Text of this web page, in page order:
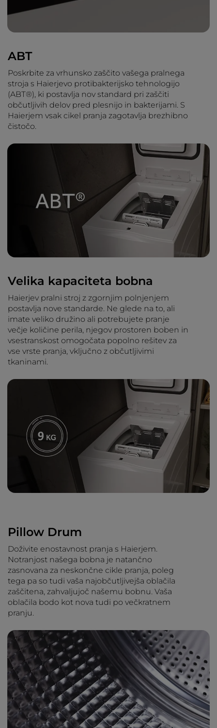
ABT
Poskrbite za vrhunsko zaščito vašega pralnega
stroja s Haierjevo protibakterijsko tehnologijo
(ABT®), ki postavlja nov standard pri zaščiti
občutljivih delov pred plesnijo in bakterijami. S
Haierjem vsak cikel pranja zagotavlja brezhibno
čistočo.
Velika kapaciteta bobna
Haierjev pralni stroj z zgornjim polnjenjem
postavlja nove standarde. Ne glede na to, ali
imate veliko družino ali potrebujete pranje
večje količine perila, njegov prostoren boben in
vsestranskost omogočata popolno rešitev za
vse vrste pranja, vključno z občutljivimi
tkaninami.
Pillow Drum
Doživite enostavnost pranja s Haierjem.
Notranjost našega bobna je natančno
zasnovana za neskončne cikle pranja, poleg
tega pa so tudi vaša najobčutljivejša oblačila
zaščitena, zahvaljujoč našemu bobnu. Vaša
oblačila bodo kot nova tudi po večkratnem
pranju.